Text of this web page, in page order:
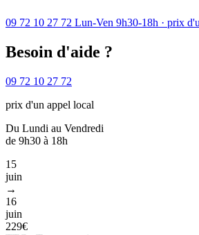
09 72 10 27 72 Lun-Ven 9h30-18h · prix
Besoin d'aide ?
09 72 10 27 72
prix d'un appel local
Du Lundi au Vendredi
de 9h30 à 18h
15
juin
→
16
juin
229€